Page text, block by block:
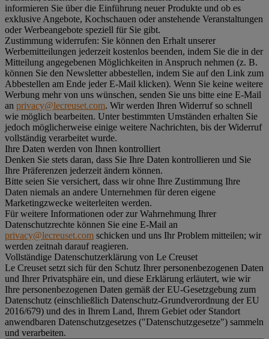
informieren Sie über die Einführung neuer Produkte und ob es
exklusive Angebote, Kochschauen oder anstehende Veranstaltungen
oder Werbeangebote speziell für Sie gibt.
Zustimmung widerrufen: Sie können den Erhalt unserer
Werbemitteilungen jederzeit kostenlos beenden, indem Sie die in der
Mitteilung angegebenen Möglichkeiten in Anspruch nehmen (z. B.
können Sie den Newsletter abbestellen, indem Sie auf den Link zum
Abbestellen am Ende jeder E-Mail klicken). Wenn Sie keine weitere
Werbung mehr von uns wünschen, senden Sie uns bitte eine E-Mail
an privacy@lecreuset.com. Wir werden Ihren Widerruf so schnell
wie möglich bearbeiten. Unter bestimmten Umständen erhalten Sie
jedoch möglicherweise einige weitere Nachrichten, bis der Widerruf
vollständig verarbeitet wurde.
Ihre Daten werden von Ihnen kontrolliert
Denken Sie stets daran, dass Sie Ihre Daten kontrollieren und Sie
Ihre Präferenzen jederzeit ändern können.
Bitte seien Sie versichert, dass wir ohne Ihre Zustimmung Ihre
Daten niemals an andere Unternehmen für deren eigene
Marketingzwecke weiterleiten werden.
Für weitere Informationen oder zur Wahrnehmung Ihrer
Datenschutzrechte können Sie eine E-Mail an
privacy@lecreuset.com schicken und uns Ihr Problem mitteilen; wir
werden zeitnah darauf reagieren.
Vollständige Datenschutzerklärung von Le Creuset
Le Creuset setzt sich für den Schutz Ihrer personenbezogenen Daten
und Ihrer Privatsphäre ein, und diese Erklärung erläutert, wie wir
Ihre personenbezogenen Daten gemäß der EU-Gesetzgebung zum
Datenschutz (einschließlich Datenschutz-Grundverordnung der EU
2016/679) und des in Ihrem Land, Ihrem Gebiet oder Standort
anwendbaren Datenschutzgesetzes ("Datenschutzgesetze") sammeln
und verarbeiten.